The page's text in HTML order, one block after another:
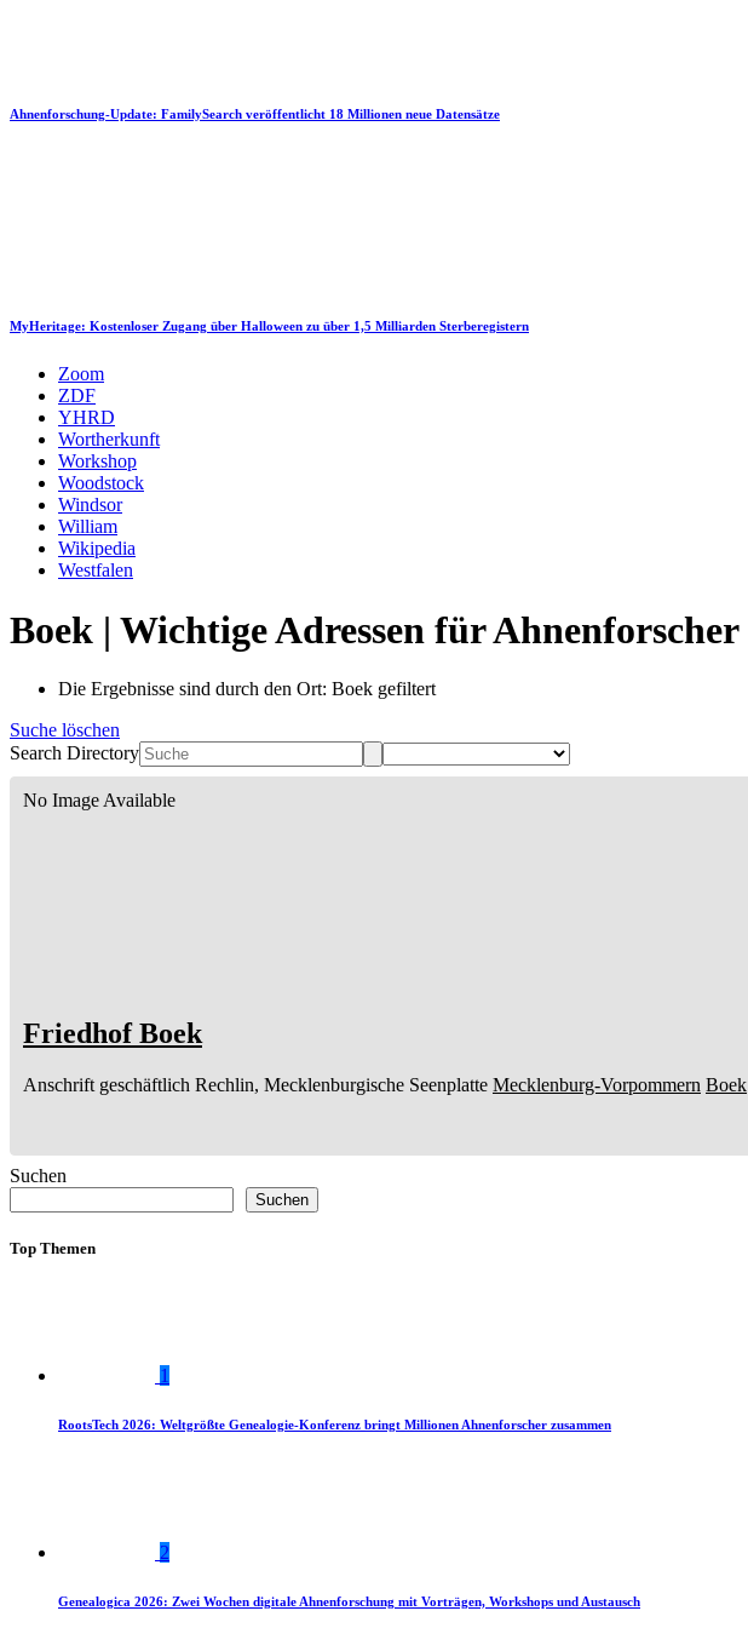
Ahnenforschung-Update: FamilySearch veröffentlicht 18 Millionen neue Datensätze
MyHeritage: Kostenloser Zugang über Halloween zu über 1,5 Milliarden Sterberegistern
Zoom
ZDF
YHRD
Wortherkunft
Workshop
Woodstock
Windsor
William
Wikipedia
Westfalen
Boek | Wichtige Adressen für Ahnenforscher
Die Ergebnisse sind durch den Ort: Boek gefiltert
Suche löschen
Search Directory
No Image Available
Friedhof Boek
Anschrift geschäftlich Rechlin, Mecklenburgische Seenplatte Mecklenburg-Vorpommern Boek
Suchen
Suchen
Top Themen
1
RootsTech 2026: Weltgrößte Genealogie-Konferenz bringt Millionen Ahnenforscher zusammen
2
Genealogica 2026: Zwei Wochen digitale Ahnenforschung mit Vorträgen, Workshops und Austausch